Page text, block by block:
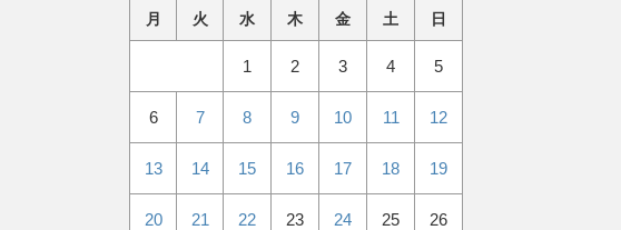
月 火 水 木 金 土 日
1 2 3 4 5
6 7 8 9 10 11 12
13 14 15 16 17 18 19
20 21 22 23 24 25 26